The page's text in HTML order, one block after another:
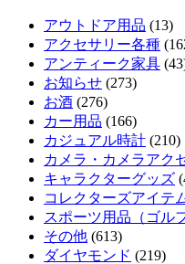
アウトドア用品 (13)
アクセサリー各種
アンティーク家具
お知らせ (273)
お酒 (276)
カー用品 (166)
カジュアル時計 (210)
カメラ・カメラアク
キャラクターグッズ
コレクターズアイテ
スポーツ用品（ゴル
その他 (613)
ダイヤモンド (219)